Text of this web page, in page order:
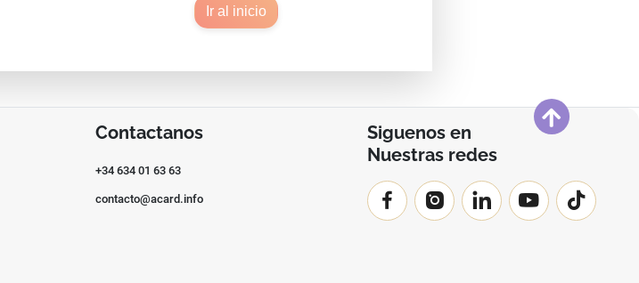
Ir al inicio
Contactanos
+34 634 01 63 63
contacto@acard.info
Siguenos en
Nuestras redes